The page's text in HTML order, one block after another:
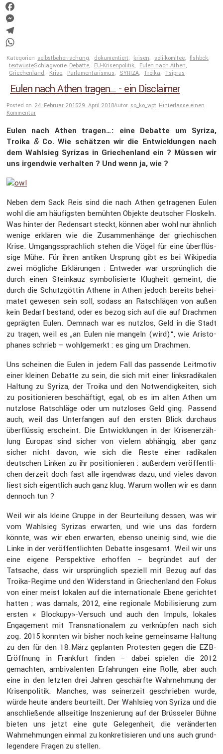
Twitter
Facebook
Messenger
Telegram
WhatsApp
Kategorien selbstbeherrschung, dokumentiert, krisen, soli-komitee, flshbck,
textwüsteSchlagworte Debatte, EU-Krisenpolitik, Eulen nach Athen,
Griechenland, Krise, Parlamentarismus, SYRIZA, Troika, Tsipras
Eulen nach Athen tragen… - ein Disclaimer
Posted on 24. Februar 201529. April 2018Autor so_ko_wpt Hinterlasse einen
Kommentar
Eulen nach Athen tragen…: eine Debatte um Syriza,
Troika &Co. Wie schätzen wir die Entwick­lungen nach
dem Wahlsieg Syrizas in Griechen­land ein ? Müssen wir
uns irgendwie verhalten ? Und wenn ja, wie ?
Neben dem Sack Reis sind die nach Athen getra­genen Eulen
wohl die am häufigsten bemühten Objekte deutscher Floskeln.
Was hinter der Redensart steckt, können aber wohl nur ähnlich
wenige erklären wie die Zusam­men­hänge der griechi­schen
Krise. Umgangs­sprach­lich stehen die Vögel für eine überflüs­
sige Mühe. Für ihren antiken Ursprung gibt es bei Wikipedia
zwei mögliche Erklä­rungen : Entweder war ursprüng­lich die
durch einen Stein­kauz symbo­li­sierte Klugheit gemeint, die
durch die Schutz­göttin Athene in Athen jedoch bereits behei­
matet gewesen sein soll, sodass an Ratschlägen von außen
kein Bedarf bestand, oder es bezog sich auf die auf Drachmen
geprägten Eulen. Demnach war es nutzlos, Geld in die Stadt
zu tragen, weil es „an Eulen nie mangeln (wird)“, wie Aristo­
phanes schrieb – wohlge­merkt : es ging um Drachmen.
Uns scheinen die Eulen in jedem Fall das passende Leitmotiv
einer kleinen Debatte zu sein, die sich mit einer links­ra­di­kalen
Haltung zu Syriza, der Troika und den Notwen­dig­keiten, sich
zu positio­nieren beschäf­tigt, egal, ob es im alten Athen um
nutzlose Ratschläge oder um nutzloses Geld ging. Passend
auch, weil das Unter­fangen auf den ersten Blick durchaus
überflüssig erscheint. Die Entwick­lungen in der Krisen­er­zäh­
lung Europas sind sicher von vielem abhängig, aber ganz
sicher nicht davon, wie sich die Reste einer radikalen
deutschen Linken zu ihr positio­nieren ; außerdem veröf­fent­li­
chen derzeit doch fast alle irgendwas dazu, und vieles davon
liest sich eigent­lich auch ganz klug. Warum wollen wir es dann
dennoch tun ?
Weil wir als kleine Gruppe in der Beurtei­lung dessen, was wir
vom Wahlsieg Syrizas erwarten, und wie uns das fordern
könnte, was wir eben erwarten, ebenso uneinig sind, wie die
Linke in der veröf­fent­lichten Debatte insge­samt. Weil wir uns
eine eigene Perspek­tive erhoffen – begründet auf der
Tatsache, dass wir ursprüng­lich speziell mit Bezug auf das
Troika-Regime und den Wider­stand in Griechen­land den Fokus
von einer meist lokalen auf die inter­na­tio­nale Ebene gerichtet
hatten ; was damals, 2012, eine regio­nale Mobili­sie­rung zum
ersten « Blockupy»-Versuch und auch den Impuls, lokales
Engage­ment mit Trans­na­tio­nalem zu verknüpfen nach sich
zog. 2015 konnten wir bisher noch keine gemein­same Haltung
zu den für den 18.März geplanten Protesten gegen die EZB-
Eröff­nung in Frank­furt finden – dabei spielen die 2012
gemachten, ambiva­lenten Erfah­rungen eine Rolle, aber auch
eine in den letzten drei Jahren geschärfte Wahrneh­mung der
Krisen­po­litik. Manches, was seiner­zeit geschrieben wurde,
würde heute anders beurteilt. Der Wahlsieg von Syriza und die
anschlie­ßende allsei­tige Insze­nie­rung auf der Brüsseler Bühne
bieten uns jetzt eine gute Gelegen­heit, die verän­derten
Wahrneh­mungen einmal zu konkre­ti­sieren und uns auch grund­
le­gen­dere Fragen zu stellen.